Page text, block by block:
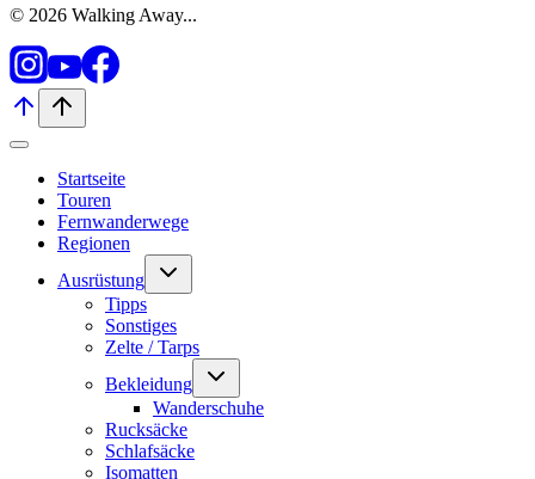
© 2026 Walking Away...
Startseite
Touren
Fernwanderwege
Regionen
Ausrüstung
Untermenü
Tipps
Sonstiges
Zelte / Tarps
Bekleidung
Untermenü
Wanderschuhe
Rucksäcke
Schlafsäcke
Isomatten